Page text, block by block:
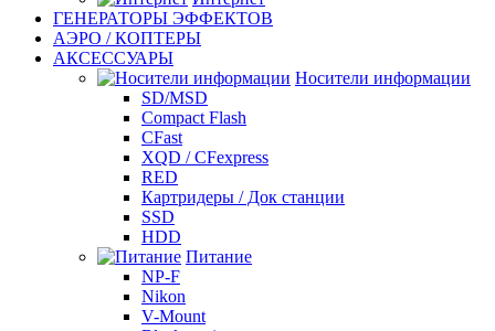
ГЕНЕРАТОРЫ ЭФФЕКТОВ
АЭРО / КОПТЕРЫ
АКСЕССУАРЫ
Носители информации
SD/MSD
Compact Flash
CFast
XQD / CFexpress
RED
Картридеры / Док станции
SSD
HDD
Питание
NP-F
Nikon
V-Mount